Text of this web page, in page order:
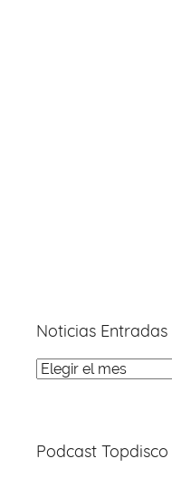
Noticias Entradas
Noticias
Podcast